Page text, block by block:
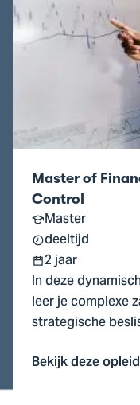
Master
of
Financial
Master of
Control
Master
deeltijd
2 jaar
In deze
leer je complexe
strategische
Bekijk deze